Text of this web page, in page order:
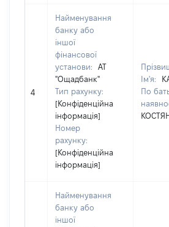
4
Найменування
банку або
іншої
фінансової
установи:
АТ
"Ощадбанк"
Тип рахунку:
[Конфіденційна
інформація]
Номер
рахунку:
[Конфіденційна
інформація]
Ім'я:
По
Найменування
банку або
іншої